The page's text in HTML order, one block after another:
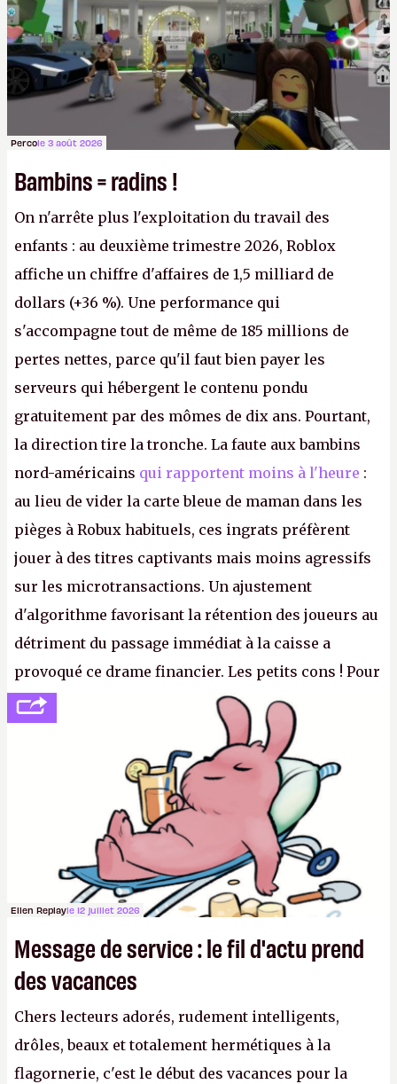
Percole 3 août 2026
Bambins = radins !
On n'arrête plus l'exploitation du travail des
enfants : au deuxième trimestre 2026, Roblox
affiche un chiffre d'affaires de 1,5 milliard de
dollars (+36 %). Une performance qui
s'accompagne tout de même de 185 millions de
pertes nettes, parce qu'il faut bien payer les
serveurs qui hébergent le contenu pondu
gratuitement par des mômes de dix ans. Pourtant,
la direction tire la tronche. La faute aux bambins
nord-américains qui rapportent moins à l'heure :
au lieu de vider la carte bleue de maman dans les
pièges à Robux habituels, ces ingrats préfèrent
jouer à des titres captivants mais moins agressifs
sur les microtransactions. Un ajustement
d'algorithme favorisant la rétention des joueurs au
détriment du passage immédiat à la caisse a
provoqué ce drame financier. Les petits cons ! Pour
se consoler, le PDG David Baszucki peut compter
sur le déblocage du jeu en Russie et l'explosion des
joueurs majeurs (+32 %). L'avenir appartient donc
aux adultes, qui ne sont jamais que des enfants
avec du pouvoir d'achat.P.
Ellen Replayle 12 juillet 2026
Message de service : le fil d'actu prend
des vacances
Chers lecteurs adorés, rudement intelligents,
drôles, beaux et totalement hermétiques à la
flagornerie, c'est le début des vacances pour la